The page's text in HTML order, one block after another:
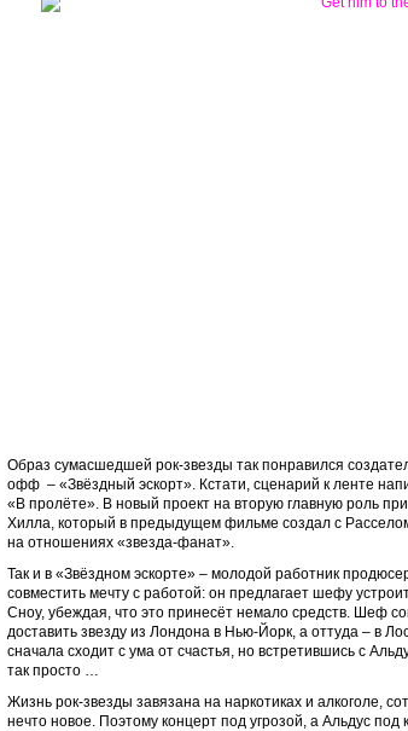
Образ сумасшедшей рок-звезды так понравился
офф – «Звёздный эскорт». Кстати, сценарий к ленте
«В пролёте». В новый проект на вторую главную роль
Хилла, который в предыдущем фильме создал с
на отношениях «звезда-фанат».
Так и в «Звёздном эскорте» – молодой работник
совместить мечту с работой: он предлагает шефу
Сноу, убеждая, что это принесёт немало средств. Шеф
доставить звезду из Лондона в Нью-Йорк, а оттуда – в
сначала сходит с ума от счастья, но встретившись с
так просто …
Жизнь рок-звезды завязана на наркотиках и алкоголе,
нечто новое. Поэтому концерт под угрозой, а Альдус